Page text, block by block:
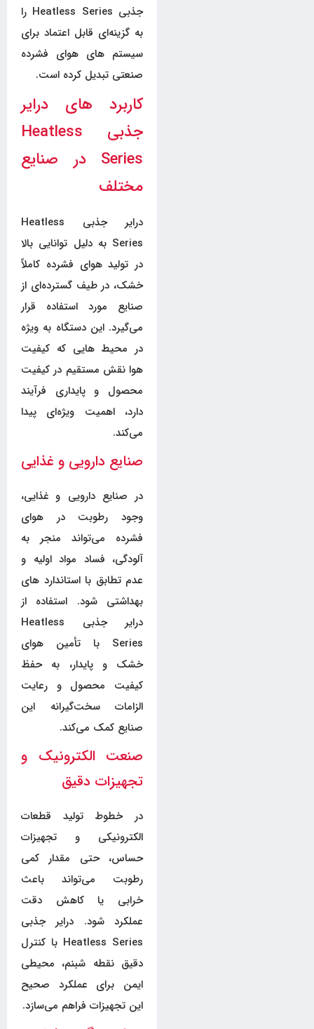
جذبی Heatless Series را
به گزینه‌ای قابل اعتماد برای
سیستم های هوای فشرده
صنعتی تبدیل کرده است.
کاربرد های درایر
جذبی Heatless
Series در صنایع
مختلف
درایر جذبی Heatless
Series به دلیل توانایی بالا
در تولید هوای فشرده کاملاً
خشک، در طیف گسترده‌ای از
صنایع مورد استفاده قرار
می‌گیرد. این دستگاه به ویژه
در محیط هایی که کیفیت
هوا نقش مستقیم در کیفیت
محصول و پایداری فرآیند
دارد، اهمیت ویژه‌ای پیدا
می‌کند.
صنایع دارویی و غذایی
در صنایع دارویی و غذایی،
وجود رطوبت در هوای
فشرده می‌تواند منجر به
آلودگی، فساد مواد اولیه و
عدم تطابق با استاندارد های
بهداشتی شود. استفاده از
درایر جذبی Heatless
Series با تأمین هوای
خشک و پایدار، به حفظ
کیفیت محصول و رعایت
الزامات سخت‌گیرانه این
صنایع کمک می‌کند.
صنعت الکترونیک و
تجهیزات دقیق
در خطوط تولید قطعات
الکترونیکی و تجهیزات
حساس، حتی مقدار کمی
رطوبت می‌تواند باعث
خرابی یا کاهش دقت
عملکرد شود. درایر جذبی
Heatless Series با کنترل
دقیق نقطه شبنم، محیطی
ایمن برای عملکرد صحیح
این تجهیزات فراهم می‌سازد.